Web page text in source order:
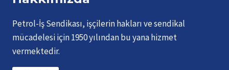
Petrol-İş Sendikası, işçilerin hakları ve sendikal
mücadelesi için 1950 yılından bu yana hizmet
vermektedir.